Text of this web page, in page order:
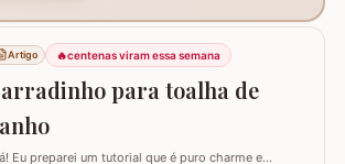
Artigo 🔥centenas viram essa semana
para toalha de
Eu preparei um tutorial que é puro charme e